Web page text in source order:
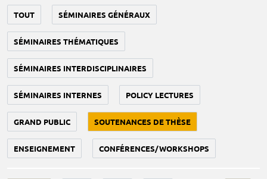
TOUT SÉMINAIRES GÉNÉRAUX
SÉMINAIRES THÉMATIQUES
SÉMINAIRES INTERDISCIPLINAIRES
SÉMINAIRES INTERNES POLICY LECTURES
GRAND PUBLIC SOUTENANCES DE THÈSE
ENSEIGNEMENT CONFÉRENCES/WORKSHOPS